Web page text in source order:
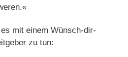
mit einem Wünsch-dir-
zu tun: